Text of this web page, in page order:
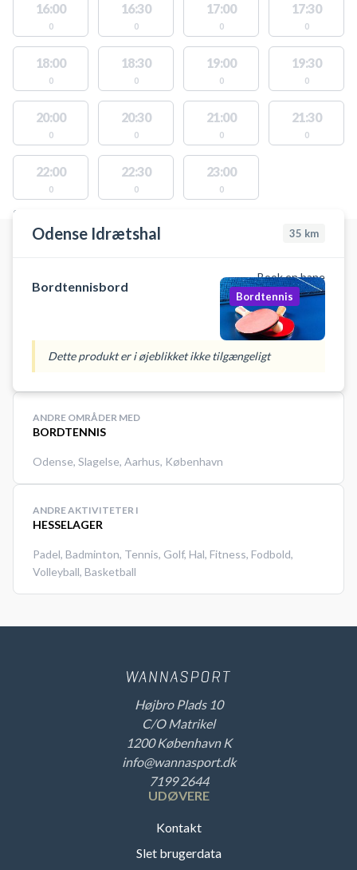
16:00
0
16:30
0
17:00
0
17:30
0
18:00
0
18:30
0
19:00
0
19:30
0
20:00
0
20:30
0
21:00
0
21:30
0
22:00
0
22:30
0
23:00
0
STEDER MED LEDIGE AKTIVITETER
Odense Idrætshal 35 km
Book en bane
Bordtennisbord
Bordtennis
Dette produkt er i øjeblikket ikke tilgængeligt
ANDRE OMRÅDER MED
BORDTENNIS
Odense, Slagelse, Aarhus, København
ANDRE AKTIVITETER I
HESSELAGER
Padel, Badminton, Tennis, Golf, Hal, Fitness, Fodbold,
Volleyball, Basketball
Højbro Plads 10
C/O Matrikel
1200 København K
info@wannasport.dk
7199 2644
UDØVERE
Kontakt
Slet brugerdata